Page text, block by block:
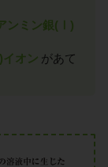
ンミン銀(Ⅰ)
オン があて